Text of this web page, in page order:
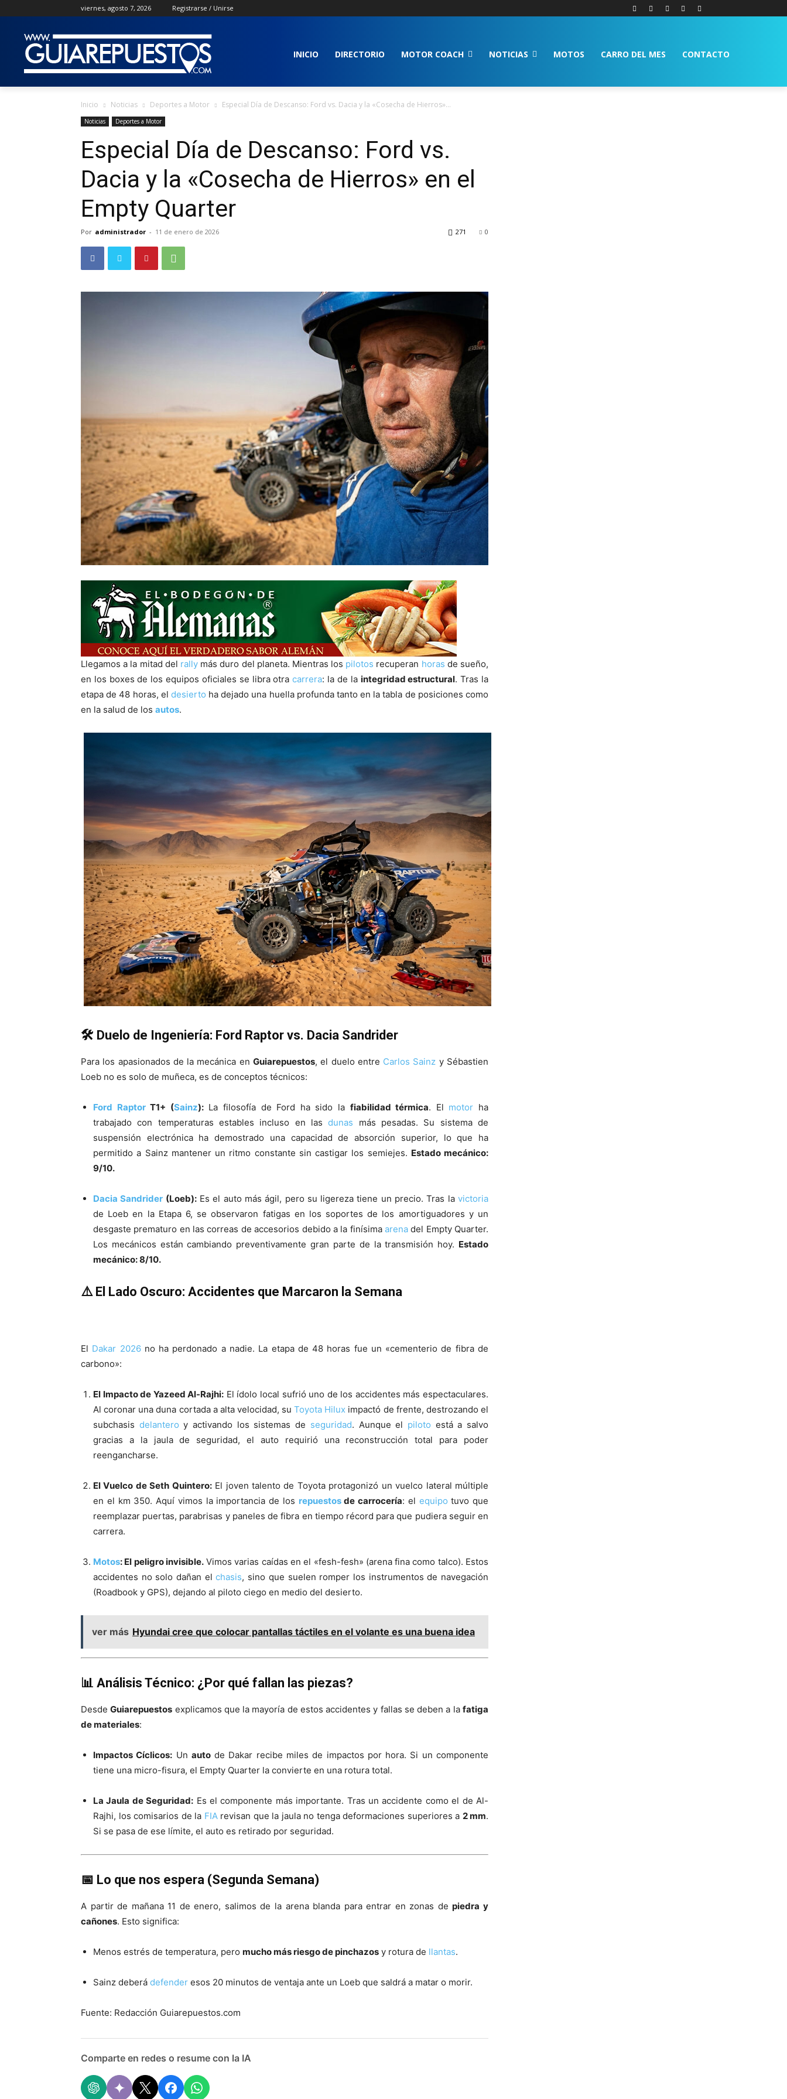
viernes, agosto 7, 2026 Registrarse / Unirse
INICIO DIRECTORIO MOTOR COACH NOTICIAS MOTOS CARRO DEL MES CONTACTO
Inicio Noticias Deportes a Motor Especial Día de Descanso: Ford vs. Dacia y la «Cosecha de Hierros»...
Noticias Deportes a Motor
Especial Día de Descanso: Ford vs.
Dacia y la «Cosecha de Hierros» en el
Empty Quarter
Por administrador - 11 de enero de 2026 0
271
Llegamos a la mitad del rallymás duro del planeta. Mientras los pilotos recuperan horas de sueño,
en los boxes de los equipos oficiales se libra otracarrera: la de la integridad estructural. Tras la
etapa de 48 horas, el desierto ha dejado una huella profunda tanto en la tabla de posiciones como
en la salud de los autos.
🛠️ Duelo de Ingeniería: Ford Raptor vs. Dacia Sandrider
Para los apasionados de la mecánica en Guiarepuestos, el duelo entre Carlos Sainz y Sébastien
Loeb no es solo de muñeca, es de conceptos técnicos:
Ford RaptorT1+ (Sainz):La filosofía de Ford ha sido la fiabilidad térmica. El motor ha
trabajado con temperaturas estables incluso en lasdunas más pesadas. Su sistema de
suspensión electrónica ha demostrado una capacidad de absorción superior, lo que ha
permitido a Sainz mantener un ritmo constante sin castigar los semiejes. Estado mecánico:
9/10.
Dacia Sandrider (Loeb):Es el auto más ágil, pero su ligereza tiene un precio. Tras la victoria
de Loeb en la Etapa 6, se observaron fatigas en los soportes de los amortiguadores y un
desgaste prematuro en las correas de accesorios debido a la finísima arenadel Empty Quarter.
Los mecánicos están cambiando preventivamente gran parte de la transmisión hoy. Estado
mecánico: 8/10.
⚠️ El Lado Oscuro: Accidentes que Marcaron la Semana
El Dakar 2026no ha perdonado a nadie. La etapa de 48 horas fue un «cementerio de fibra de
carbono»:
El Impacto de Yazeed Al-Rajhi: El ídolo local sufrió uno de los accidentes más espectaculares.
Al coronar una duna cortada a alta velocidad, suToyota Hilux impactó de frente, destrozando el
subchasis delantero y activando los sistemas de seguridad. Aunque el piloto está a salvo
gracias a la jaula de seguridad, el auto requirió una reconstrucción total para poder
reengancharse.
El Vuelco de Seth Quintero:El joven talento de Toyota protagonizó un vuelco lateral múltiple
en el km 350. Aquí vimos la importancia de los repuestosde carrocería: el equipo tuvo que
reemplazar puertas, parabrisas y paneles de fibra en tiempo récord para que pudiera seguir en
carrera.
Motos: El peligro invisible.Vimos varias caídas en el «fesh-fesh» (arena fina como talco). Estos
accidentes no solo dañan elchasis, sino que suelen romper los instrumentos de navegación
(Roadbook y GPS), dejando al piloto ciego en medio del desierto.
ver más Hyundai cree que colocar pantallas táctiles en el volante es una buena idea
📊 Análisis Técnico: ¿Por qué fallan las piezas?
DesdeGuiarepuestos explicamos que la mayoría de estos accidentes y fallas se deben a lafatiga
de materiales:
Impactos Cíclicos: Un autode Dakar recibe miles de impactos por hora. Si un componente
tiene una micro-fisura, el Empty Quarter la convierte en una rotura total.
La Jaula de Seguridad: Es el componente más importante. Tras un accidente como el de Al-
Rajhi, los comisarios de la FIArevisan que la jaula no tenga deformaciones superiores a 2 mm.
Si se pasa de ese límite, el auto es retirado por seguridad.
📅 Lo que nos espera (Segunda Semana)
A partir de mañana 11 de enero, salimos de la arena blanda para entrar en zonas depiedra y
cañones. Esto significa:
Menos estrés de temperatura, pero mucho más riesgo de pinchazos y rotura de llantas.
Sainz deberá defender esos 20 minutos de ventaja ante un Loeb que saldrá a matar o morir.
Fuente: Redacción Guiarepuestos.com
Comparte en redes o resume con la IA